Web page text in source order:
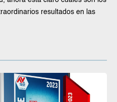
resultados en las